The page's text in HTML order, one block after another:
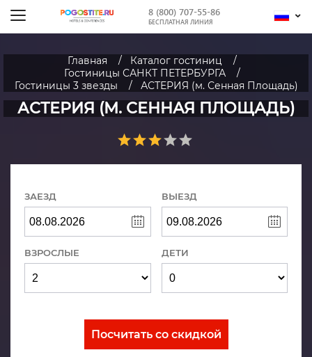
8 (800) 707-55-86
БЕСПЛАТНАЯ ЛИНИЯ
Главная
Каталог гостиниц
Гостиницы САНКТ ПЕТЕРБУРГА
Гостиницы 3 звезды
АСТЕРИЯ (м. Сенная Площадь)
АСТЕРИЯ (М. СЕННАЯ ПЛОЩАДЬ)
ЗАЕЗД ВЫЕЗД
ВЗРОСЛЫЕ ДЕТИ
Посчитать со скидкой